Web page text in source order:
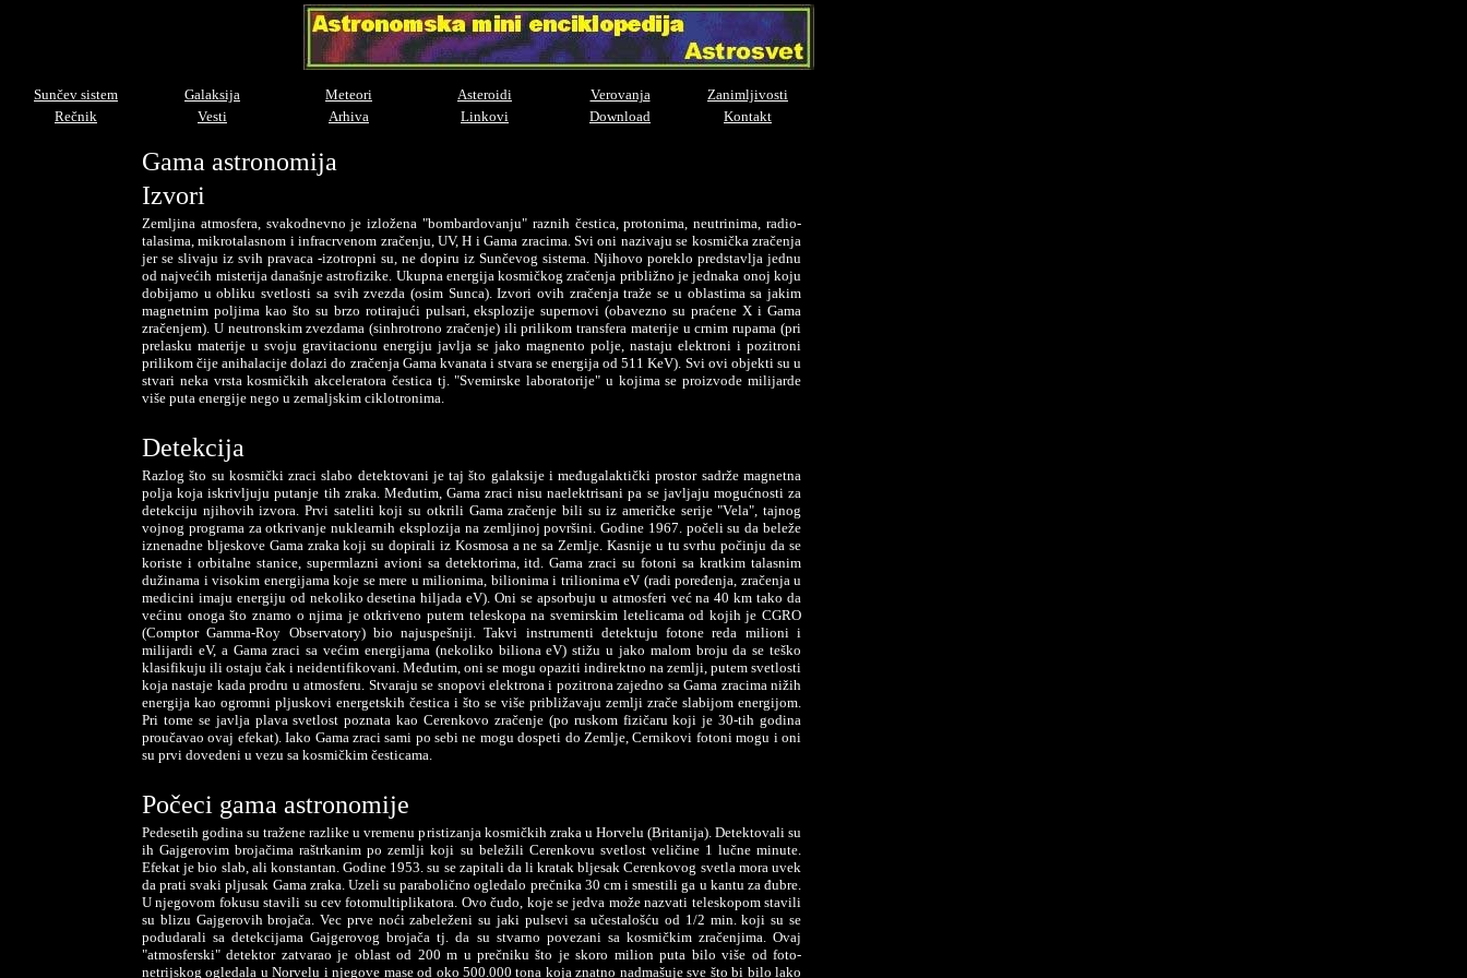
Sunčev sistem Galaksija Meteori Asteroidi Verovanja
Zanimljivosti
Rečnik
Vesti Arhiva Linkovi Download Kontakt
Gama astronomija
Izvori
Zemljina atmosfera, svakodnevno je izložena "bombardovanju" raznih čestica, protonima, neutrinima, radio-
talasima, mikrotalasnom i infracrvenom zračenju, UV, H i Gama zracima. Svi oni nazivaju se kosmička zračenja
jer se slivaju iz svih pravaca -izotropni su, ne dopiru iz Sunčevog sistema. Njihovo poreklo predstavlja jednu
od najvećih misterija današnje astrofizike. Ukupna energija kosmičkog zračenja približno je jednaka onoj koju
dobijamo u obliku svetlosti sa svih zvezda (osim Sunca). Izvori ovih zračenja traže se u oblastima sa jakim
magnetnim poljima kao što su brzo rotirajući pulsari, eksplozije supernovi (obavezno su praćene X i Gama
zračenjem). U neutronskim zvezdama (sinhrotrono zračenje) ili prilikom transfera materije u crnim rupama (pri
prelasku materije u svoju gravitacionu energiju javlja se jako magnento polje, nastaju elektroni i pozitroni
prilikom čije anihalacije dolazi do zračenja Gama kvanata i stvara se energija od 511 KeV). Svi ovi objekti su u
stvari neka vrsta kosmičkih akceleratora čestica tj. "Svemirske laboratorije" u kojima se proizvode milijarde
više puta energije nego u zemaljskim ciklotronima.
Detekcija
Razlog što su kosmički zraci slabo detektovani je taj što galaksije i međugalaktički prostor sadrže magnetna
polja koja iskrivljuju putanje tih zraka. Međutim, Gama zraci nisu naelektrisani pa se javljaju mogućnosti za
detekciju njihovih izvora. Prvi sateliti koji su otkrili Gama zračenje bili su iz američke serije "Vela", tajnog
vojnog programa za otkrivanje nuklearnih eksplozija na zemljinoj površini. Godine 1967. počeli su da beleže
iznenadne bljeskove Gama zraka koji su dopirali iz Kosmosa a ne sa Zemlje. Kasnije u tu svrhu počinju da se
koriste i orbitalne stanice, supermlazni avioni sa detektorima, itd. Gama zraci su fotoni sa kratkim talasnim
dužinama i visokim energijama koje se mere u milionima, bilionima i trilionima eV (radi poređenja, zračenja u
medicini imaju energiju od nekoliko desetina hiljada eV). Oni se apsorbuju u atmosferi već na 40 km tako da
većinu onoga što znamo o njima je otkriveno putem teleskopa na svemirskim letelicama od kojih je CGRO
(Comptor Gamma-Roy Observatory) bio najuspešniji. Takvi instrumenti detektuju fotone reda milioni i
milijardi eV, a Gama zraci sa većim energijama (nekoliko biliona eV) stižu u jako malom broju da se teško
klasifikuju ili ostaju čak i neidentifikovani. Međutim, oni se mogu opaziti indirektno na zemlji, putem svetlosti
koja nastaje kada prodru u atmosferu. Stvaraju se snopovi elektrona i pozitrona zajedno sa Gama zracima nižih
energija kao ogromni pljuskovi energetskih čestica i što se više približavaju zemlji zrače slabijom energijom.
Pri tome se javlja plava svetlost poznata kao Cerenkovo zračenje (po ruskom fizičaru koji je 30-tih godina
proučavao ovaj efekat). Iako Gama zraci sami po sebi ne mogu dospeti do Zemlje, Cernikovi fotoni mogu i oni
su prvi dovedeni u vezu sa kosmičkim česticama.
Počeci gama astronomije
Pedesetih godina su tražene razlike u vremenu pristizanja kosmičkih zraka u Horvelu (Britanija). Detektovali su
ih Gajgerovim brojačima raštrkanim po zemlji koji su beležili Cerenkovu svetlost veličine 1 lučne minute.
Efekat je bio slab, ali konstantan. Godine 1953. su se zapitali da li kratak bljesak Cerenkovog svetla mora uvek
da prati svaki pljusak Gama zraka. Uzeli su parabolično ogledalo prečnika 30 cm i smestili ga u kantu za đubre.
U njegovom fokusu stavili su cev fotomultiplikatora. Ovo čudo, koje se jedva može nazvati teleskopom stavili
su blizu Gajgerovih brojača. Vec prve noći zabeleženi su jaki pulsevi sa učestalošću od 1/2 min. koji su se
podudarali sa detekcijama Gajgerovog brojača tj. da su stvarno povezani sa kosmičkim zračenjima. Ovaj
"atmosferski" detektor zatvarao je oblast od 200 m u prečniku što je skoro milion puta bilo više od foto-
netrijskog ogledala u Norvelu i njegove mase od oko 500.000 tona koja znatno nadmašuje sve što bi bilo lako